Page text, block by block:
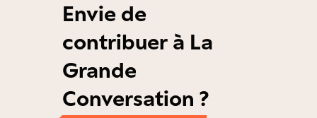
Envie de
contribuer à La
Grande
Conversation ?